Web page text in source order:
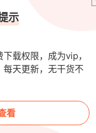
）.pdf
鉴）.xlsx
示
载权限，成为vip，
天更新，无干货不
看